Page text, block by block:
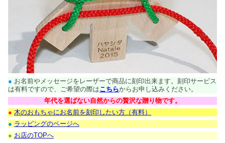
● お名前やメッセージをレーザーで商品に刻印出来ます。刻印サービス
は有料ですので、ご希望の際はこちらからお申し込みください。
年代を選ばない自然からの贅沢な贈り物です。
● 木のおもちゃにお名前を刻印したい方（有料）
● ラッピングのページへ
● お店のTOPへ